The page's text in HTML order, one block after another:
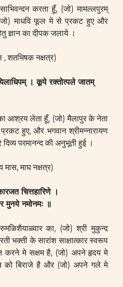
करता हूँ, (जो) मामल्लपुरम्
माधवि फूल मे से प्रकट हुए और
ज्ञान का दीपक जलाये ।
शतभिषक नक्षत्र)
।कूपे रक्तोत्पले जातम्
आश्रय लेता हूँ, (जो) मैलापुर के नेता
हुए, और भगवान श्रीमन्नारायण
परमानन्द की अनुभूती हुई ।
माघ नक्षत्र)
चित्तहारिणे ।
मुनये नमोनमः ॥
का, (जो) श्री मुकुन्द
भक्ती के सारांश साक्षात्कार स्वरूप
करने मे सक्षम है, (जो) अपने हृदय मे
को बिराजे है और (जो) अपने गले मे